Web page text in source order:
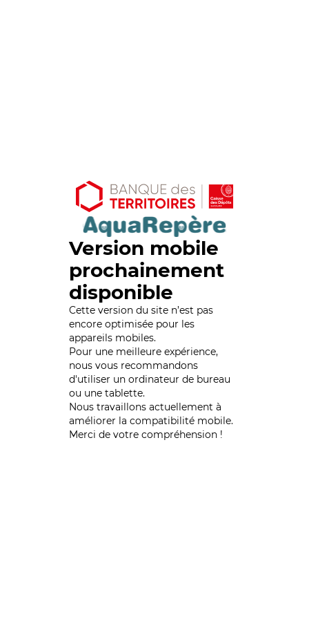
Version mobile
prochainement
disponible
Cette version du site n’est pas
encore optimisée pour les
appareils mobiles.
Pour une meilleure expérience,
nous vous recommandons
d'utiliser un ordinateur de bureau
ou une tablette.
Nous travaillons actuellement à
améliorer la compatibilité mobile.
Merci de votre compréhension !